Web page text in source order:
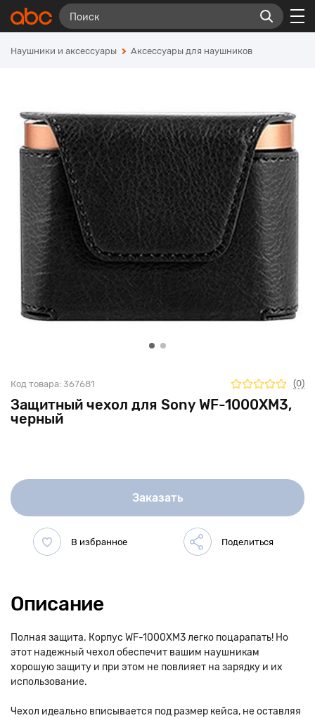
Наушники и аксессуары Аксессуары для наушников
Защитный чехол для Sony WF-1000XM3,
черный
Код товара: 367681 (0)
Заказать
Описание
Полная защита. Корпус WF-1000XM3 легко поцарапать! Но
этот надежный чехол обеспечит вашим наушникам
хорошую защиту и при этом не повлияет на зарядку и их
использование.
Чехол идеально вписывается под размер кейса, не оставляя